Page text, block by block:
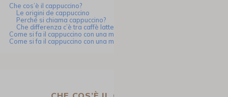
Che cos’è il cappuccino?
Le origini de cappuccino
Perché si chiama cappuccino?
Che differenza c’è tra caffè latte e cappuccino?
Come si fa il cappuccino con una macchina espresso in grani?
Come si fa il cappuccino con una macchina espresso manuale?